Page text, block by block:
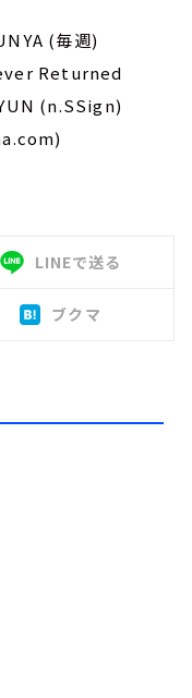
(毎週)
Returned
(n.SSign)
LINEで送る
ブクマ